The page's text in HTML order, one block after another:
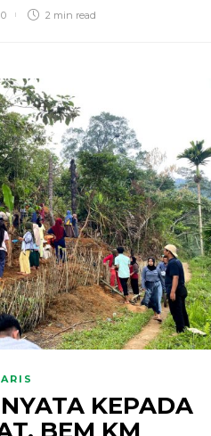
0 2 min read
KEPADA
BEM KM